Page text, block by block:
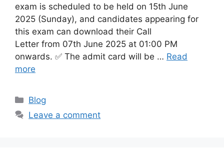
exam is scheduled to be held on 15th June
2025 (Sunday), and candidates appearing for
this exam can download their Call
Letter from 07th June 2025 at 01:00 PM
onwards. ✅ The admit card will be … Read
more
Categories
Blog
Leave a comment